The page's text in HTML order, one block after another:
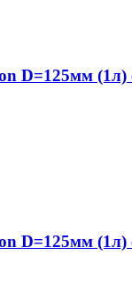
D=125мм (1л)
D=125мм